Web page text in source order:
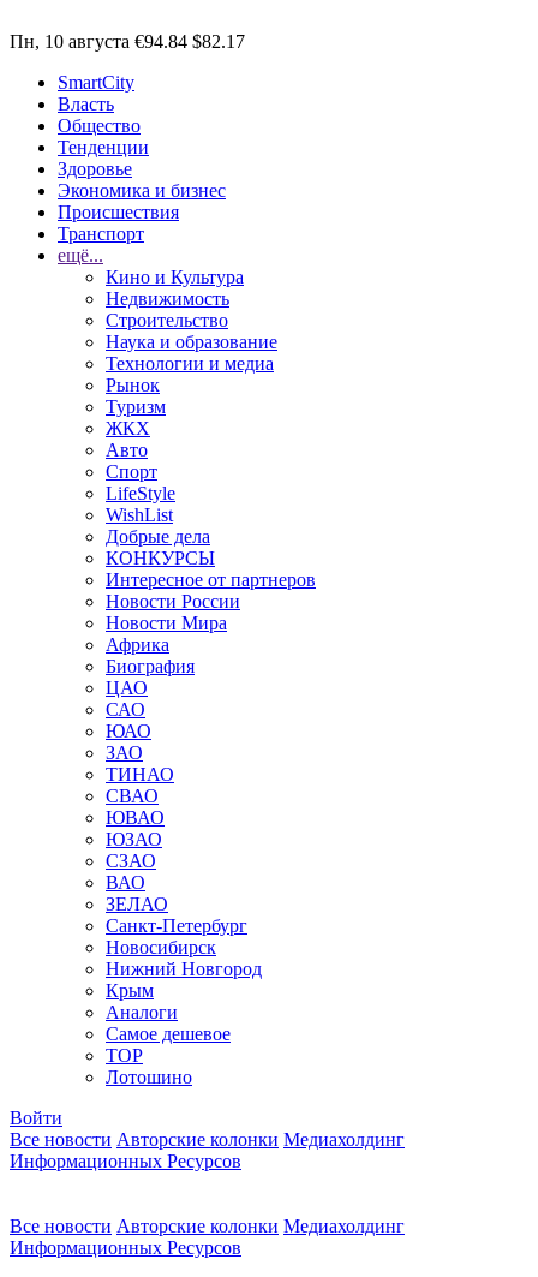
Пн, 10 августа €94.84 $82.17
SmartCity
Власть
Общество
Тенденции
Здоровье
Экономика и бизнес
Происшествия
Транспорт
ещё...
Кино и Культура
Недвижимость
Строительство
Наука и образование
Технологии и медиа
Рынок
Туризм
ЖКХ
Авто
Спорт
LifeStyle
WishList
Добрые дела
КОНКУРСЫ
Интересное от партнеров
Новости России
Новости Мира
Африка
Биография
ЦАО
САО
ЮАО
ЗАО
ТИНАО
СВАО
ЮВАО
ЮЗАО
СЗАО
ВАО
ЗЕЛАО
Санкт-Петербург
Новосибирск
Нижний Новгород
Крым
Аналоги
Самое дешевое
TOP
Лотошино
Войти
Все новости Авторские колонки Медиахолдинг
Информационных Ресурсов
Все новости Авторские колонки Медиахолдинг
Информационных Ресурсов